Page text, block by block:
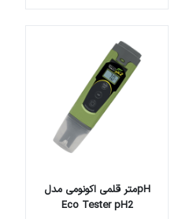
pHمتر قلمی اکونومی مدل
Eco Tester pH2